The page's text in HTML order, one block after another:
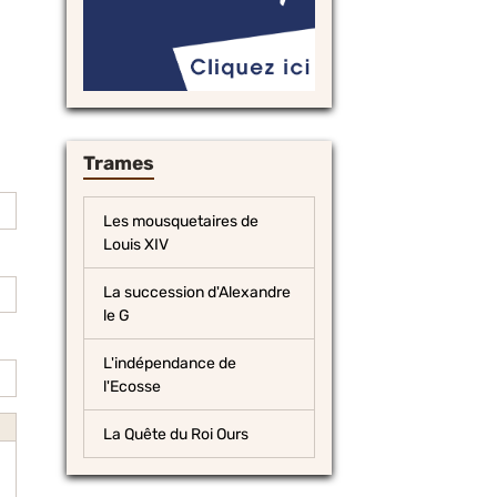
Trames
Les mousquetaires de
Louis XIV
La succession d'Alexandre
le G
L'indépendance de
l'Ecosse
La Quête du Roi Ours